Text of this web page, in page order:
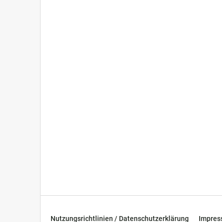
Nutzungsrichtlinien / Datenschutzerklärung